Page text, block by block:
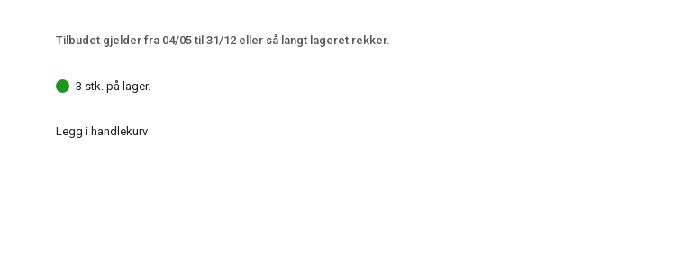
Tilbudet gjelder fra 04/05 til 31/12 eller så langt lageret rekker.
3 stk. på lager.
Legg i handlekurv